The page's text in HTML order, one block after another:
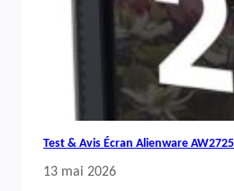
Test & Avis Écran Alienware
13 mai 2026